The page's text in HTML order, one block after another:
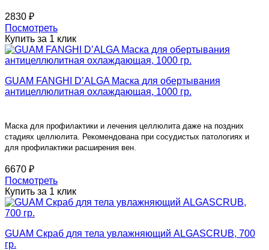
2830 ₽
Посмотреть
Купить за 1 клик
GUAM FANGHI D’ALGA Маска для обертывания
антицеллюлитная охлаждающая, 1000 гр.
Маска для профилактики и лечения целлюлита даже на поздних
стадиях целлюлита. Рекомендована при сосудистых патологиях и
для профилактики расширения вен.
6670 ₽
Посмотреть
Купить за 1 клик
GUAM Скраб для тела увлажняющий ALGASCRUB, 700
гр.